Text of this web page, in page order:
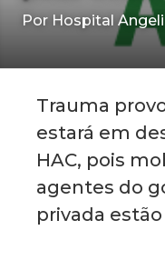
Por Hospital
Trauma
estará em
HAC, pois
agentes do
privada